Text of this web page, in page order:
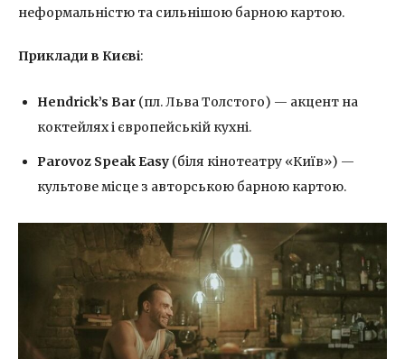
неформальністю та сильнішою барною картою.
Приклади в Києві:
Hendrick’s Bar (пл. Льва Толстого) — акцент на
коктейлях і європейській кухні.
Parovoz Speak Easy (біля кінотеатру «Київ») —
культове місце з авторською барною картою.